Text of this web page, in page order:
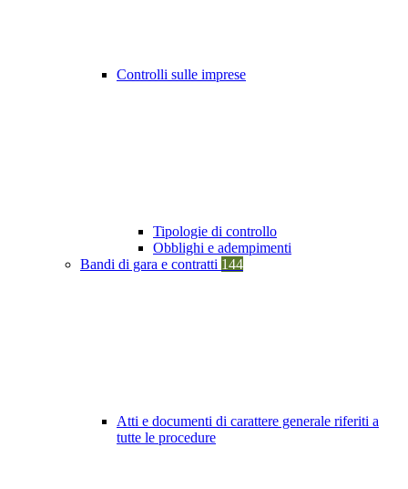
Controlli sulle imprese
Tipologie di controllo
Obblighi e adempimenti
Bandi di gara e contratti 144
Atti e documenti di carattere generale riferiti a
tutte le procedure